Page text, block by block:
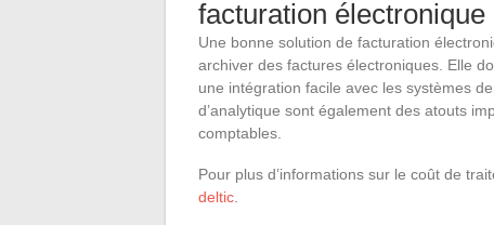
facturation électronique
Une bonne solution de facturation
archiver des factures électroniques. Elle
une intégration facile avec les systèmes
d’analytique sont également des atouts
comptables.
Pour plus d’informations sur le coût de
deltic